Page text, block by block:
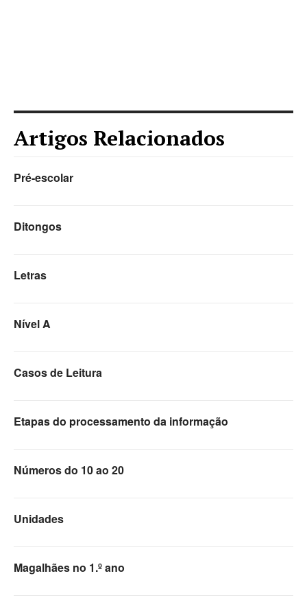
Artigos Relacionados
Pré-escolar
Ditongos
Letras
Nível A
Casos de Leitura
Etapas do processamento da informação
Números do 10 ao 20
Unidades
Magalhães no 1.º ano